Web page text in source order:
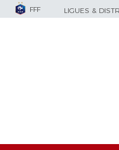
FFF LIGUES &